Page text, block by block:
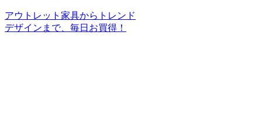
アウトレット家具からトレンド
デザインまで、毎日お買得！